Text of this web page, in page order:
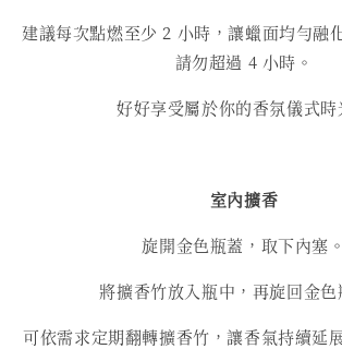
建議每次點燃至少 2 小時，讓蠟面均勻融
請勿超過 4 小時。
好好享受屬於你的香氛儀式時
室內擴香
旋開金色瓶蓋，取下內塞。
將擴香竹放入瓶中，再旋回金色
可依需求定期翻轉擴香竹，讓香氣持續延